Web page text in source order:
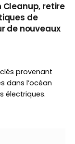
Cleanup, retire
de
de nouveaux
provenant
dans l’océan
électriques.